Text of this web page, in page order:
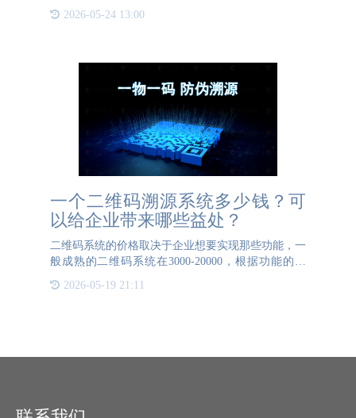
品的能力越来越强，这使得假货泛滥成为了一个严峻
的问题。假货不仅损害了消费者的权益，还对企业的
2026-05-24 13:00
一个二维码溯源系统多少钱？可
以给企业带来哪些益处？
二维码系统的价格取决于企业想要实现那些功能，一
般成熟的二维码系统在3000-20000，根据功能的不
同，价格也会有所变动。选择公海JCJC5500防伪印制
防伪标签或购买赋码设备，会免费送系统，有很多功
2026-05-19 21:11